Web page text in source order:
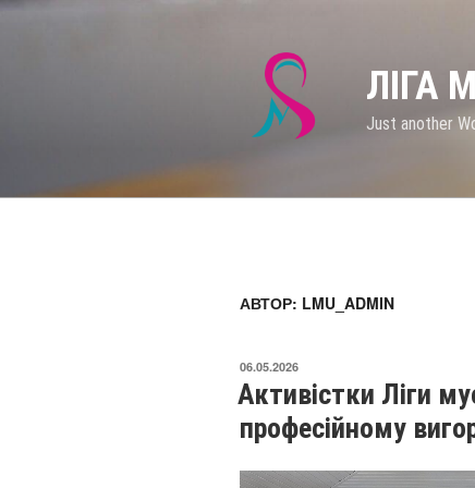
ЛІГА
Just another
АВТОР: LMU_ADMIN
06.05.2026
Активістки Ліги
професійному